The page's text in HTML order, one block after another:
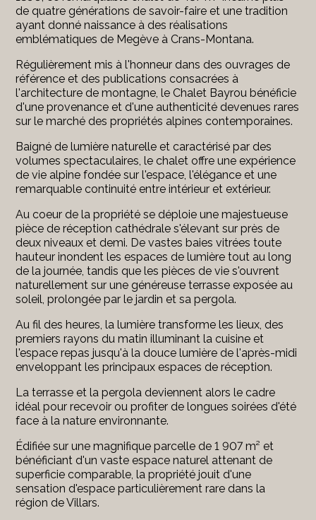
de quatre générations de savoir-faire et une tradition
ayant donné naissance à des réalisations
emblématiques de Megève à Crans-Montana.
Régulièrement mis à l'honneur dans des ouvrages de
référence et des publications consacrées à
l'architecture de montagne, le Chalet Bayrou bénéficie
d'une provenance et d'une authenticité devenues rares
sur le marché des propriétés alpines contemporaines.
Baigné de lumière naturelle et caractérisé par des
volumes spectaculaires, le chalet offre une expérience
de vie alpine fondée sur l'espace, l'élégance et une
remarquable continuité entre intérieur et extérieur.
Au coeur de la propriété se déploie une majestueuse
pièce de réception cathédrale s'élevant sur près de
deux niveaux et demi. De vastes baies vitrées toute
hauteur inondent les espaces de lumière tout au long
de la journée, tandis que les pièces de vie s'ouvrent
naturellement sur une généreuse terrasse exposée au
soleil, prolongée par le jardin et sa pergola.
Au fil des heures, la lumière transforme les lieux, des
premiers rayons du matin illuminant la cuisine et
l'espace repas jusqu'à la douce lumière de l'après-midi
enveloppant les principaux espaces de réception.
La terrasse et la pergola deviennent alors le cadre
idéal pour recevoir ou profiter de longues soirées d'été
face à la nature environnante.
Édifiée sur une magnifique parcelle de 1 907 m² et
bénéficiant d'un vaste espace naturel attenant de
superficie comparable, la propriété jouit d'une
sensation d'espace particulièrement rare dans la
région de Villars.